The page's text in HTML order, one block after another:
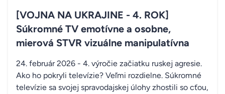
[VOJNA NA UKRAJINE - 4. ROK]
Súkromné TV emotívne a osobne,
mierová STVR vizuálne manipulatívna
24. február 2026 - 4. výročie začiatku ruskej agresie.
Ako ho pokryli televízie? Veľmi rozdielne. Súkromné
televízie sa svojej spravodajskej úlohy zhostili so cťou,